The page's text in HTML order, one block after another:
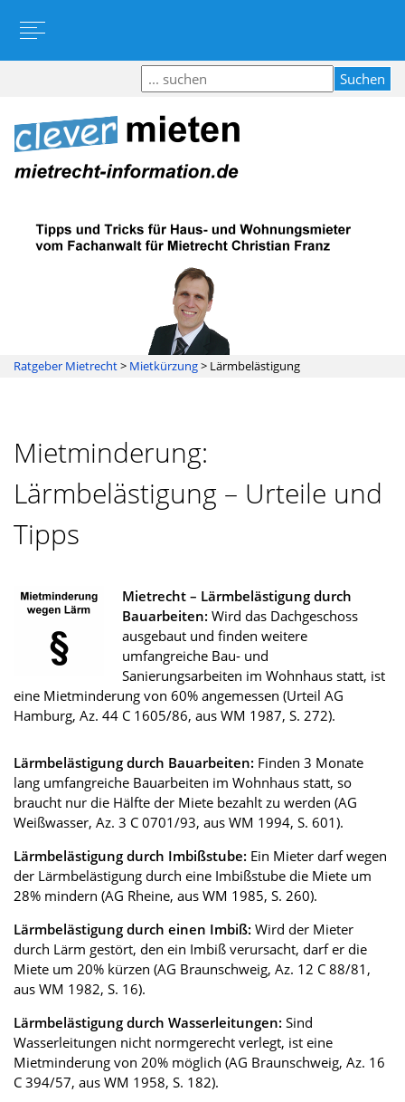
Ratgeber Mietrecht> Mietkürzung> Lärmbelästigung
Mietminderung:
Lärmbelästigung – Urteile und
Tipps
Mietrecht – Lärmbelästigung durch
Bauarbeiten: Wird das Dachgeschoss
ausgebaut und finden weitere
umfangreiche Bau- und
Sanierungsarbeiten im Wohnhaus statt, ist
eine Mietminderung von 60% angemessen (Urteil AG
Hamburg, Az. 44 C 1605/86, aus WM 1987, S. 272).
Lärmbelästigung durch Bauarbeiten: Finden 3 Monate
lang umfangreiche Bauarbeiten im Wohnhaus statt, so
braucht nur die Hälfte der Miete bezahlt zu werden (AG
Weißwasser, Az. 3 C 0701/93, aus WM 1994, S. 601).
Lärmbelästigung durch Imbißstube: Ein Mieter darf wegen
der Lärmbelästigung durch eine Imbißstube die Miete um
28% mindern (AG Rheine, aus WM 1985, S. 260).
Lärmbelästigung durch einen Imbiß: Wird der Mieter
durch Lärm gestört, den ein Imbiß verursacht, darf er die
Miete um 20% kürzen (AG Braunschweig, Az. 12 C 88/81,
aus WM 1982, S. 16).
Lärmbelästigung durch Wasserleitungen: Sind
Wasserleitungen nicht normgerecht verlegt, ist eine
Mietminderung von 20% möglich (AG Braunschweig, Az. 16
C 394/57, aus WM 1958, S. 182).